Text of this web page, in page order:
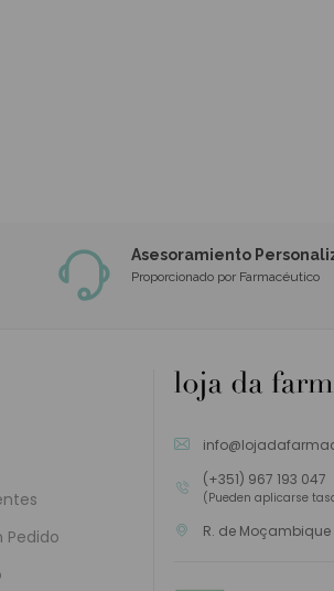
Asesoramiento
Proporcionado por Farmacéutico
Pedido
(+351) 967 193 047
(Pueden aplicarse
R. de Moçambique